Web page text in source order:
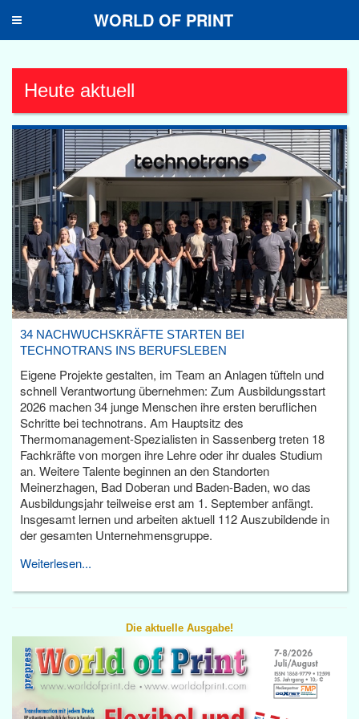
Toggle
WORLD OF PRINT
Heute aktuell
34 NACHWUCHSKRÄFTE STARTEN BEI
TECHNOTRANS INS BERUFSLEBEN
Eigene Projekte gestalten, im Team an Anlagen tüfteln und
schnell Verantwortung übernehmen: Zum Ausbildungsstart
2026 machen 34 junge Menschen ihre ersten beruflichen
Schritte bei technotrans. Am Hauptsitz des
Thermomanagement-Spezialisten in Sassenberg treten 18
Fachkräfte von morgen ihre Lehre oder ihr duales Studium
an. Weitere Talente beginnen an den Standorten
Meinerzhagen, Bad Doberan und Baden-Baden, wo das
Ausbildungsjahr teilweise erst am 1. September anfängt.
Insgesamt lernen und arbeiten aktuell 112 Auszubildende in
der gesamten Unternehmensgruppe.
Weiterlesen...
Die aktuelle Ausgabe!